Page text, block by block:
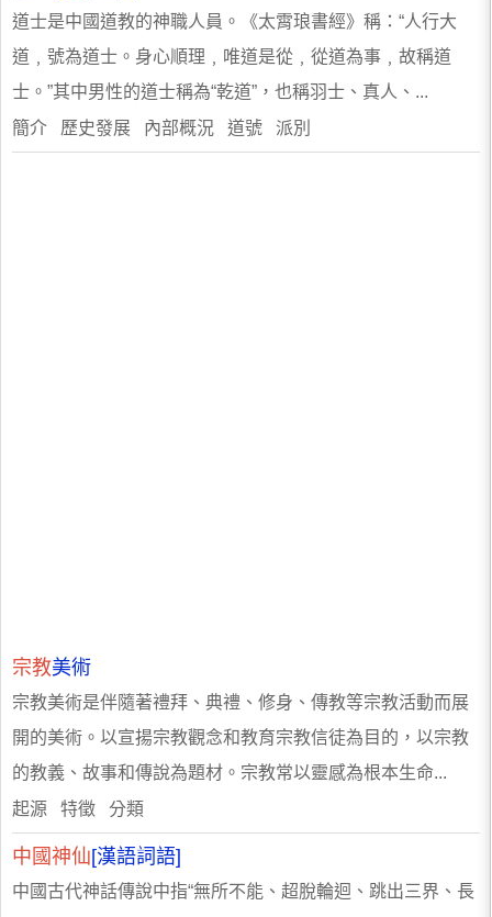
道士是中國道教的神職人員。《太霄琅書經》稱：“人行大
道﹐號為道士。身心順理﹐唯道是從﹐從道為事﹐故稱道
士。”其中男性的道士稱為“乾道”，也稱羽士、真人、...
簡介 歷史發展 內部概況 道號 派別
宗教美術
宗教美術是伴隨著禮拜、典禮、修身、傳教等宗教活動而展
開的美術。以宣揚宗教觀念和教育宗教信徒為目的，以宗教
的教義、故事和傳說為題材。宗教常以靈感為根本生命...
起源 特徵 分類
中國神仙[漢語詞語]
中國古代神話傳說中指“無所不能、超脫輪迴、跳出三界、長